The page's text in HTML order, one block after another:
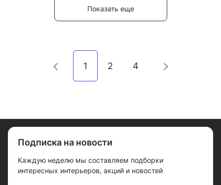
Показать еще
1 2 4
Подписка на новости
Каждую неделю мы составляем подборки
интересных интерьеров, акций и новостей